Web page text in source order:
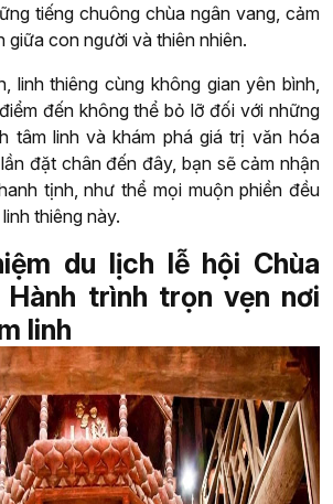
tiếng chuông chùa ngân vang, cảm
giữa con người và thiên nhiên.
linh thiêng cùng không gian yên bình,
đến không thể bỏ lỡ đối với những
tâm linh và khám phá giá trị văn hóa
đặt chân đến đây, bạn sẽ cảm nhận
tịnh, như thể mọi muộn phiền đều
thiêng này.
du lịch lễ hội Chùa
Hành trình trọn vẹn nơi
linh